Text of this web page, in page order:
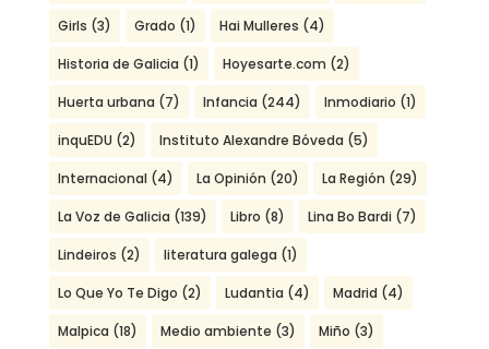
Girls (3) Grado (1) Hai Mulleres (4)
Historia de Galicia (1) Hoyesarte.com (2)
Huerta urbana (7) Infancia (244) Inmodiario (1)
inquEDU (2) Instituto Alexandre Bóveda (5)
Internacional (4) La Opinión (20) La Región (29)
La Voz de Galicia (139) Libro (8) Lina Bo Bardi (7)
Lindeiros (2) literatura galega (1)
Lo Que Yo Te Digo (2) Ludantia (4) Madrid (4)
Malpica (18) Medio ambiente (3) Miño (3)